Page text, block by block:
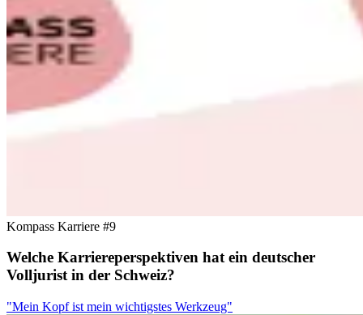
Kompass Karriere #9
Welche Karriereperspektiven hat ein deutscher
Volljurist in der Schweiz?
"Mein Kopf ist mein wichtigstes Werkzeug"